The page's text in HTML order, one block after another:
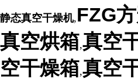
静态真空干燥机,FZG
真空烘箱,真空
空干燥箱,真空